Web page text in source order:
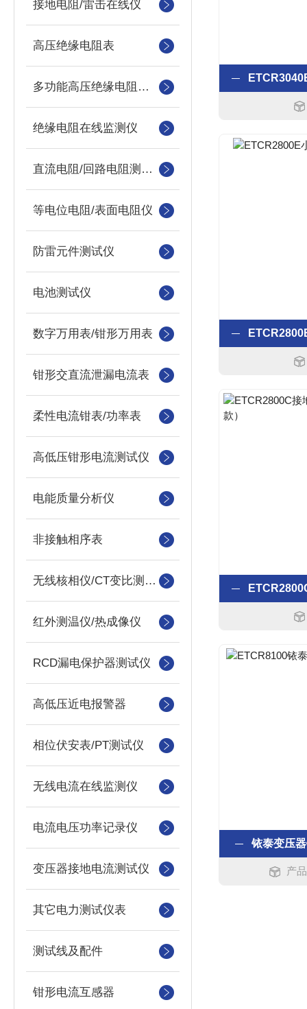
接地电阻/雷击在线仪
高压绝缘电阻表
多功能高压绝缘电阻测试仪
绝缘电阻在线监测仪
直流电阻/回路电阻测试仪
等电位电阻/表面电阻仪
防雷元件测试仪
电池测试仪
数字万用表/钳形万用表
钳形交直流泄漏电流表
柔性电流钳表/功率表
高低压钳形电流测试仪
电能质量分析仪
非接触相序表
无线核相仪/CT变比测试仪
红外测温仪/热成像仪
RCD漏电保护器测试仪
高低压近电报警器
相位伏安表/PT测试仪
无线电流在线监测仪
电流电压功率记录仪
变压器接地电流测试仪
其它电力测试仪表
测试线及配件
钳形电流互感器
铱泰变压
产